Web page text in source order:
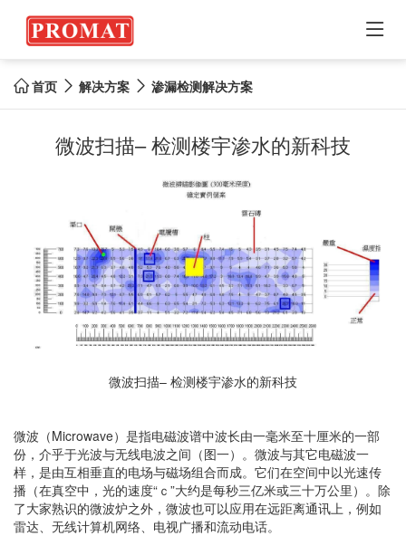

 首页  解决方案  渗漏检测解决方案
微波扫描– 检测楼宇渗水的新科技
微波扫描– 检测楼宇渗水的新科技
微波（Microwave）是指电磁波谱中波长由一毫米至十厘米的一部
份，介乎于光波与无线电波之间（图一）。微波与其它电磁波一
样，是由互相垂直的电场与磁场组合而成。它们在空间中以光速传
播（在真空中，光的速度“ｃ”大约是每秒三亿米或三十万公里）。除
了大家熟识的微波炉之外，微波也可以应用在远距离通讯上，例如
雷达、无线计算机网络、电视广播和流动电话。